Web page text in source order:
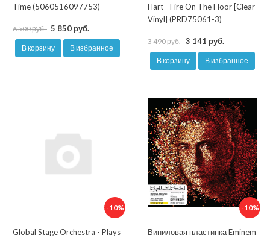
Time (5060516097753)
6 500 руб. 5 850 руб.
В корзину В избранное
Hart - Fire On The Floor [Clear
Vinyl] (PRD75061-3)
3 490 руб. 3 141 руб.
В корзину В избранное
-10%
Global Stage Orchestra - Plays
-10%
Виниловая пластинка Eminem